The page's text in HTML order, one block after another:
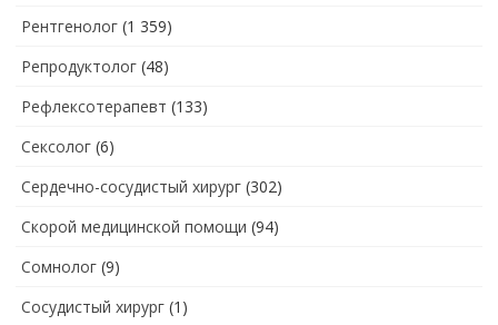
Рентгенолог (1 359)
Репродуктолог (48)
Рефлексотерапевт (133)
Сексолог (6)
Сердечно-сосудистый хирург (302)
Скорой медицинской помощи (94)
Сомнолог (9)
Сосудистый хирург (1)